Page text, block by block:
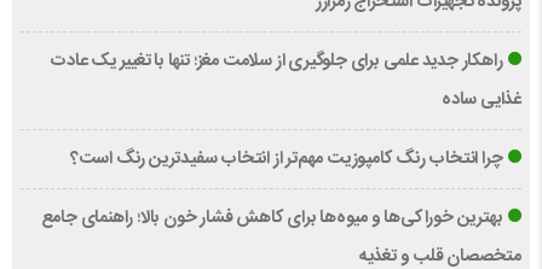
راهکار جدید علمی برای جلوگیری از سلامت مغز؛ تنها با تغییر یک عادت
غذایی ساده
چرا انتخاب رنگ کامپوزیت مهم‌تر از انتخاب سفیدترین رنگ است؟
بهترین خوراکی‌ها و میوه‌ها برای کاهش فشار خون بالا؛ راهنمای جامع
متخصصان قلب و تغذیه